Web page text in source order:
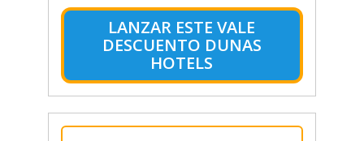
LANZAR ESTE VALE
DESCUENTO DUNAS
HOTELS